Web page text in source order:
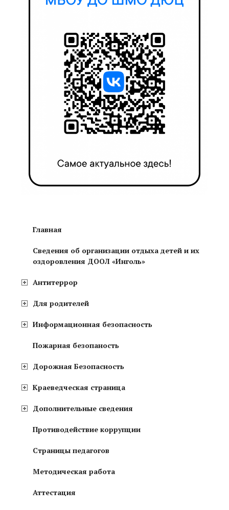
Главная
Сведения об организации отдыха детей и их
оздоровления ДООЛ «Инголь»
Антитеррор
Для родителей
Информационная безопасность
Пожарная безопаность
Дорожная Безопасность
Краеведческая страница
Дополнительные сведения
Противодействие коррупции
Страницы педагогов
Методическая работа
Аттестация